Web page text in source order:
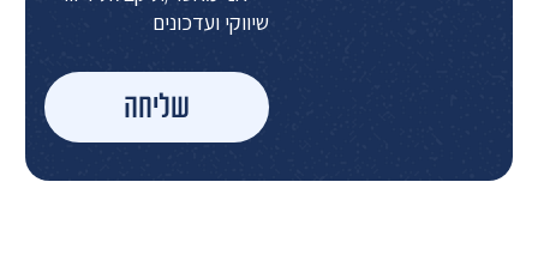
שיווקי ועדכונים
שליחה